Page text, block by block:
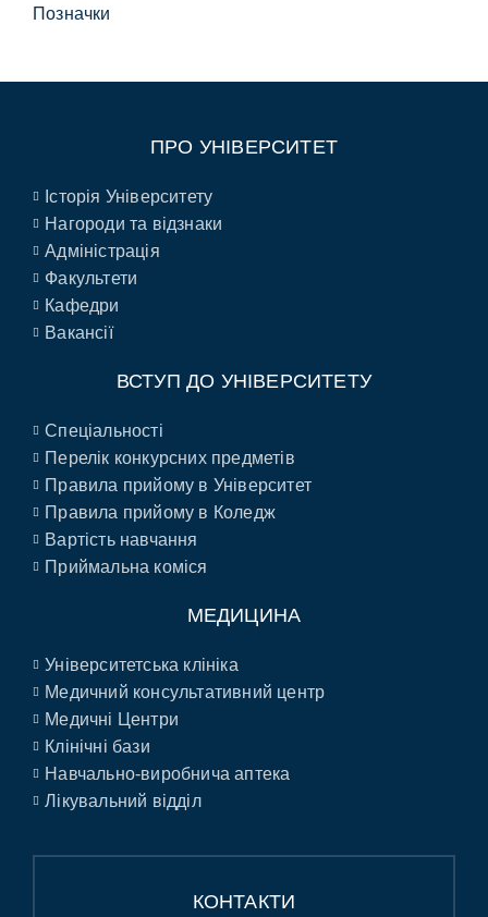
Позначки
ПРО УНІВЕРСИТЕТ
Історія Університету
Нагороди та відзнаки
Адміністрація
Факультети
Кафедри
Вакансії
ВСТУП ДО УНІВЕРСИТЕТУ
Спеціальності
Перелік конкурсних предметів
Правила прийому в Університет
Правила прийому в Коледж
Вартість навчання
Приймальна коміся
МЕДИЦИНА
Університетська клініка
Медичний консультативний центр
Медичні Центри
Клінічні бази
Навчально-виробнича аптека
Лікувальний відділ
КОНТАКТИ